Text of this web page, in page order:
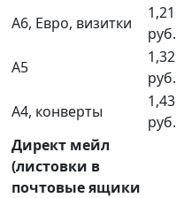
А6, Евро, визитки
1,21
руб.
А5
1,32
руб.
А4, конверты
1,43
руб.
Директ мейл
(листовки в
почтовые ящики